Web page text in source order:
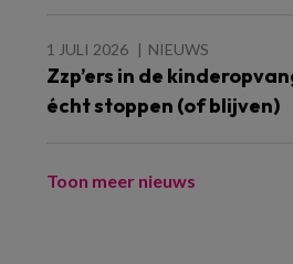
1 JULI 2026 NIEUWS
Zzp’ers in de
écht stoppen (of blijven)
Toon meer nieuws